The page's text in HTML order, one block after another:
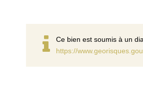
Ce bien est soumis à un
https://